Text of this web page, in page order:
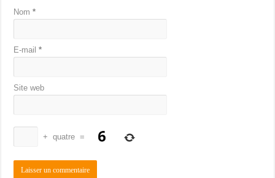
Nom*
E-mail*
Site web
+ quatre =